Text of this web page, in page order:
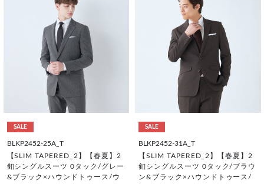
SALE
BLKP2452-25A_T
【SLIM TAPERED_2】【春夏】2
釦シングルスーツ 0タック/グレー
&ブラック×ハウンドトゥース/ウ
SALE
BLKP2452-31A_T
【SLIM TAPERED_2】【春夏】2
釦シングルスーツ 0タック/ブラウ
ン&ブラック×ハウンドトゥース/